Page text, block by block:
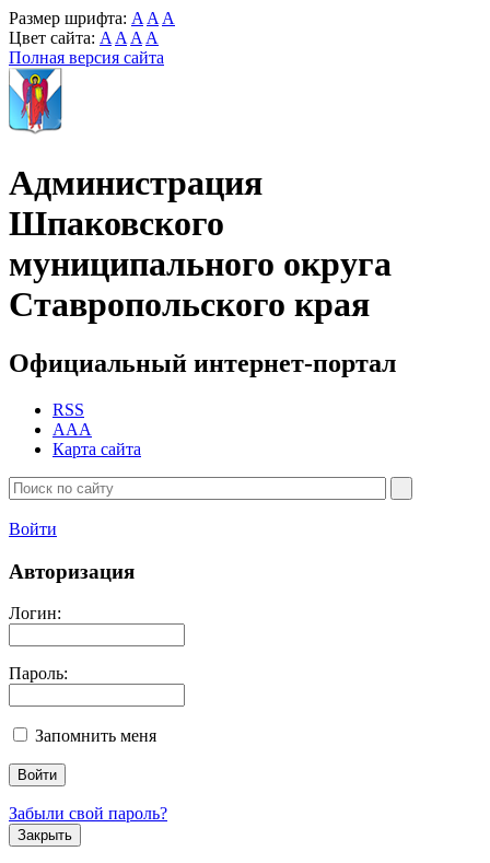
Размер шрифта: A A A
Цвет сайта: A A A A
Полная версия сайта
Администрация
Шпаковского
муниципального округа
Ставропольского края
Официальный интернет-портал
RSS
AAA
Карта сайта
Войти
Авторизация
Логин:
Пароль:
Запомнить меня
Забыли свой пароль?
Закрыть